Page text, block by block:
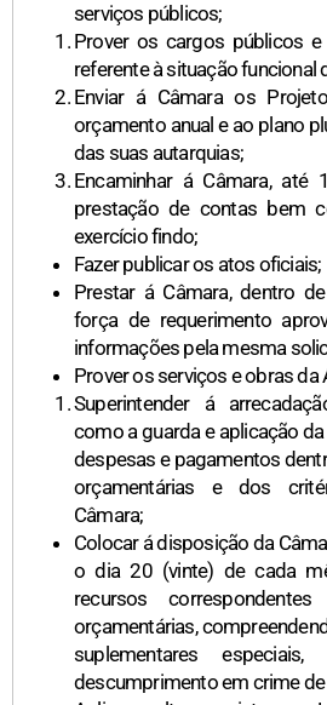
serviços públicos;
Prover os cargos públicos
referente à situação funcional
Enviar á Câmara os
orçamento anual e ao plano
das suas autarquias;
Encaminhar á Câmara, até
prestação de contas bem
exercício findo;
Fazer publicar os atos oficiais;
Prestar á Câmara, dentro
força de requerimento
informações pela mesma
Prover os serviços e obras
Superintender á
como a guarda e aplicação
despesas e pagamentos
orçamentárias e dos
Câmara;
Colocar á disposição da
o dia 20 (vinte) de cada
recursos
orçamentárias,
suplementares
descumprimento em crime